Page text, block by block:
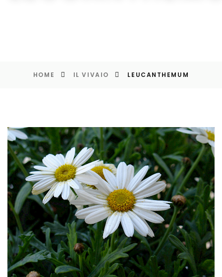
HOME IL VIVAIO LEUCANTHEMUM